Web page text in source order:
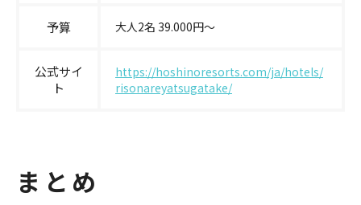
予算 大人2名 39.000円〜
公式サイ
ト
https://hoshinoresorts.com/ja/hotels/
risonareyatsugatake/
まとめ